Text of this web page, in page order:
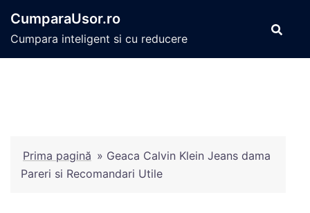
conținut
CumparaUsor.ro
Cumpara inteligent si cu reducere
Prima pagină » Geaca Calvin Klein Jeans dama
Pareri si Recomandari Utile